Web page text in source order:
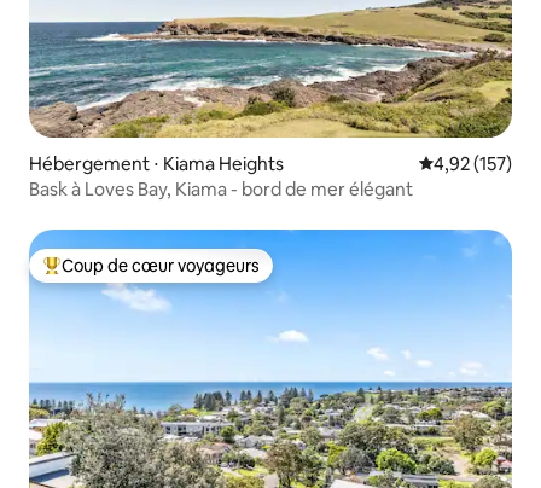
Hébergement ⋅ Kiama Heights Évaluation
4,92 (157)
Bask à Loves Bay, Kiama - bord de mer élégant
Coups de cœur voyageurs les plus appréciés
Coup de cœur voyageurs